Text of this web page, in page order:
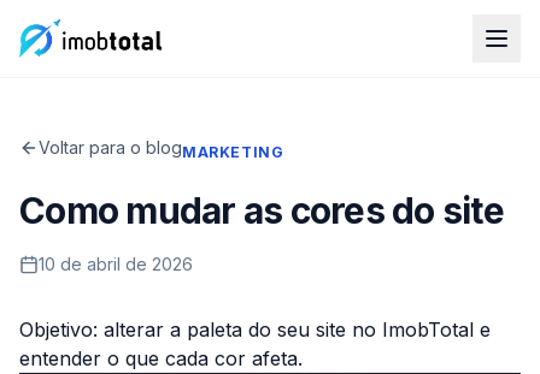
Voltar para o blogMARKETING
Como mudar as cores do site
10 de abril de 2026
Objetivo: alterar a paleta do seu site no ImobTotal e
entender o que cada cor afeta.